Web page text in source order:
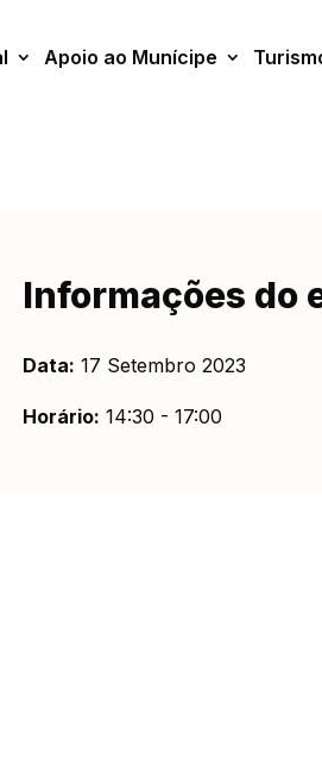
Apoio ao Munícipe
Informações do
Data: 17 Setembro 2023
Horário: 14:30 - 17:00